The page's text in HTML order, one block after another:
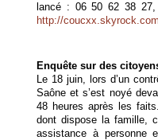
lancé : 06 50 62 38
http://
Enquête sur des
Le 18 juin, lors d’un
Saône et s’est noyé
48 heures après les
dont dispose la famille,
assistance à personne